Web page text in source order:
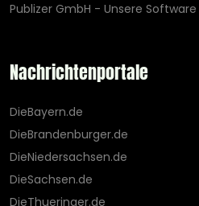
Publizer GmbH - Unsere Software
Nachrichtenportale
DieBayern.de
DieBrandenburger.de
DieNiedersachsen.de
DieSachsen.de
DieThueringer.de